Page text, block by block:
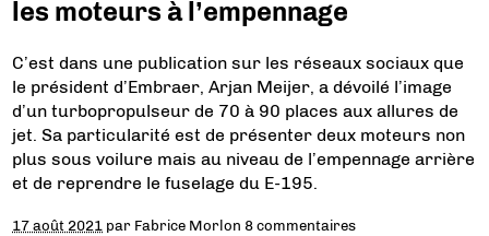
les moteurs à l’empennage
C’est dans une publication sur les réseaux sociaux que
le président d’Embraer, Arjan Meijer, a dévoilé l’image
d’un turbopropulseur de 70 à 90 places aux allures de
jet. Sa particularité est de présenter deux moteurs non
plus sous voilure mais au niveau de l’empennage arrière
et de reprendre le fuselage du E-195.
17 août 2021 par Fabrice Morlon 8 commentaires